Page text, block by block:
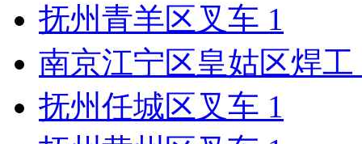
抚州青羊区叉车 1
南京江宁区皇姑区焊工
抚州任城区叉车 1